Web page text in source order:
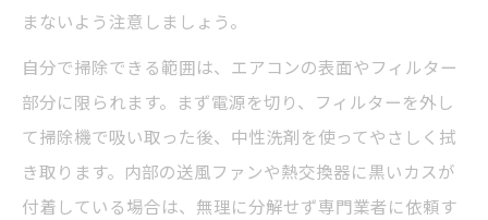
まないよう注意しましょう。
自分で掃除できる範囲は、エアコンの表面やフィルター
部分に限られます。まず電源を切り、フィルターを外し
て掃除機で吸い取った後、中性洗剤を使ってやさしく拭
き取ります。内部の送風ファンや熱交換器に黒いカスが
付着している場合は、無理に分解せず専門業者に依頼す